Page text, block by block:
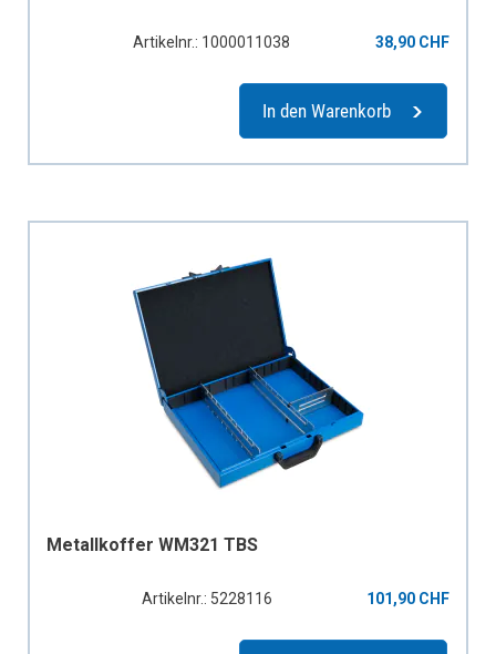
Artikelnr.: 1000011038 38,90 CHF
In den Warenkorb
Metallkoffer WM321 TBS
Artikelnr.: 5228116 101,90 CHF